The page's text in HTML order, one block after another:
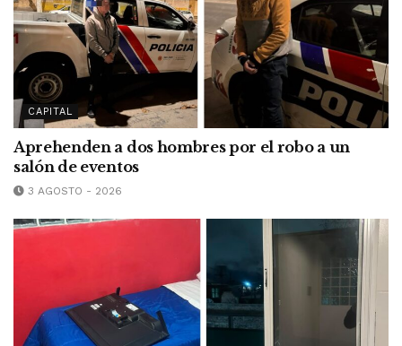
CAPITAL
Aprehenden a dos hombres por el robo a un
salón de eventos
3 AGOSTO - 2026